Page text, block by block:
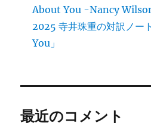
About You -Nancy
2025 寺井珠重の対訳ノ
You」
最近のコメント